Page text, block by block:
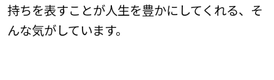
持ちを表すことが人生を豊かにしてくれる、そ
んな気がしています。